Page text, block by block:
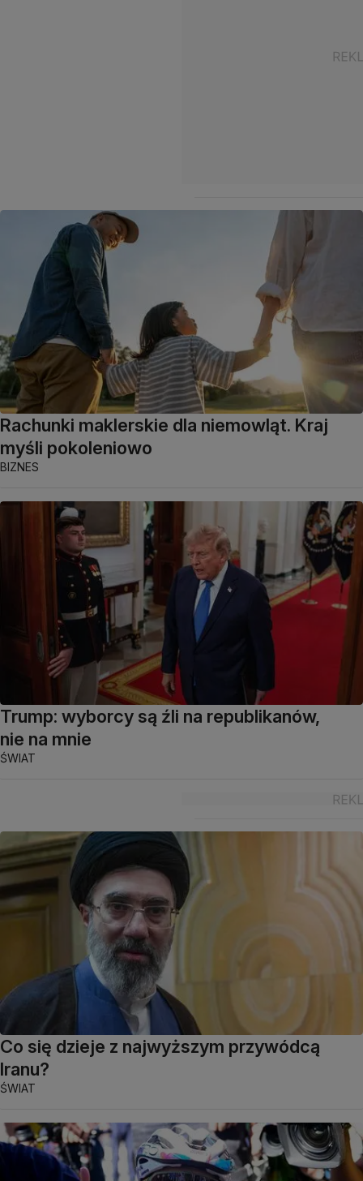
Rachunki maklerskie dla niemowląt. Kraj
myśli pokoleniowo
BIZNES
Trump: wyborcy są źli na republikanów,
nie na mnie
ŚWIAT
Co się dzieje z najwyższym przywódcą
Iranu?
ŚWIAT